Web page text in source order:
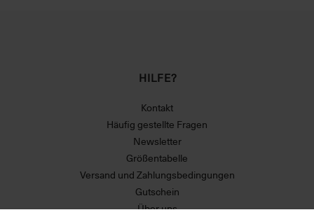
HILFE?
Kontakt
Häufig gestellte Fragen
Newsletter
Größentabelle
Versand und Zahlungsbedingungen
Gutschein
Über uns